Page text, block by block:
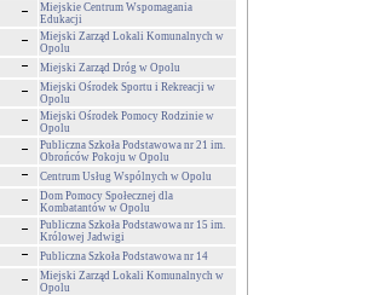
Miejskie Centrum Wspomagania
Edukacji
Miejski Zarząd Lokali Komunalnych w
Opolu
Miejski Zarząd Dróg w Opolu
Miejski Ośrodek Sportu i Rekreacji w
Opolu
Miejski Ośrodek Pomocy Rodzinie w
Opolu
Publiczna Szkoła Podstawowa nr 21 im.
Obrońców Pokoju w Opolu
Centrum Usług Wspólnych w Opolu
Dom Pomocy Społecznej dla
Kombatantów w Opolu
Publiczna Szkoła Podstawowa nr 15 im.
Królowej Jadwigi
Publiczna Szkoła Podstawowa nr 14
Miejski Zarząd Lokali Komunalnych w
Opolu